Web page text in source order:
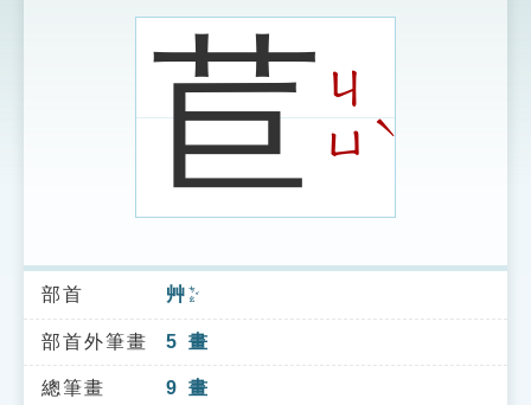
索引選單
知識索引
單字索引
示
苣 ㄐ
ㄩˋ
部首 艸 ㄘㄠˇ
部首外筆畫 5 畫
總筆畫 9 畫